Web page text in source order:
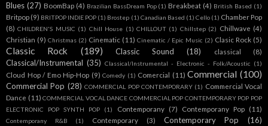
Blues (27) BoomBap (4) Brazilian BassDream Pop (1) Breakbeat (4) British Based (1)
Britpop (9) BRITPOP INDIE POP (1) Brostep (1) Canadian Based (1) Cello (1) Chamber Pop
(8) CHILDREN'S MUSIC (1) Chill House (1) CHILLOUT (1) Chillstep (2) Chillwave (4)
Christian (9) Christmas (2) Cinematic (11) Cinematic / Epic Music (2) Clasic Rock (5)
Classic Rock (189) Classic Sound (18) classical (8)
Classical/Instrumental (35) Classical/Instrumental - Electronic - Folk/Acoustic (1)
Cloud Hop / Emo Hip-Hop (9) Comedy (1) Comercial (11) Commercial (100)
Commercial Pop (28) COMMERCIAL POP CONTEMPORARY (1) Commercial Vocal
Dance (11) COMMERCIAL VOCAL DANCE COMMERCIAL POP CONTEMPORARY POP POP
ELECTRONIC POP SYNTH POP
(1) Contemporany (7) Contemporany Pop (11)
Contemporany R&B (1) Contemporary (3) Contemporary Pop
(16)